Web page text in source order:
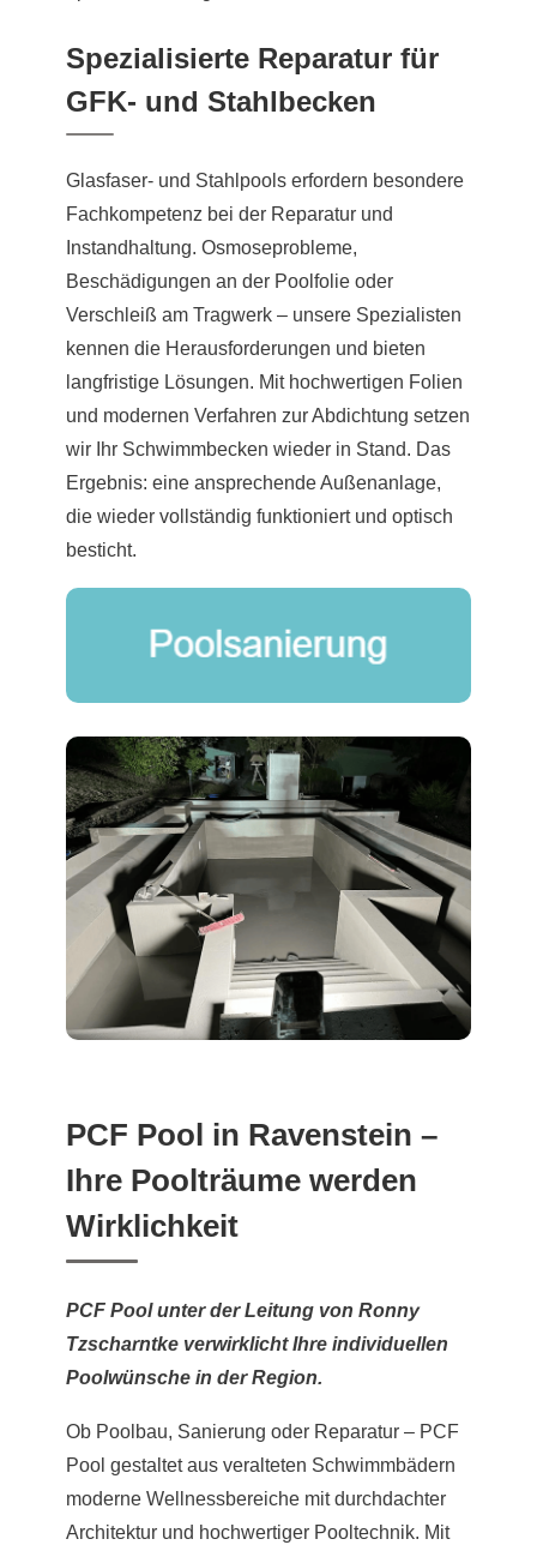
Spezialisierte Reparatur für
GFK- und Stahlbecken
Glasfaser- und Stahlpools erfordern besondere
Fachkompetenz bei der Reparatur und
Instandhaltung. Osmoseprobleme,
Beschädigungen an der Poolfolie oder
Verschleiß am Tragwerk – unsere Spezialisten
kennen die Herausforderungen und bieten
langfristige Lösungen. Mit hochwertigen Folien
und modernen Verfahren zur Abdichtung setzen
wir Ihr Schwimmbecken wieder in Stand. Das
Ergebnis: eine ansprechende Außenanlage,
die wieder vollständig funktioniert und optisch
besticht.
PCF Pool in Ravenstein –
Ihre Poolträume werden
Wirklichkeit
PCF Pool unter der Leitung von Ronny
Tzscharntke verwirklicht Ihre individuellen
Poolwünsche in der Region.
Ob Poolbau, Sanierung oder Reparatur – PCF
Pool gestaltet aus veralteten Schwimmbädern
moderne Wellnessbereiche mit durchdachter
Architektur und hochwertiger Pooltechnik. Mit